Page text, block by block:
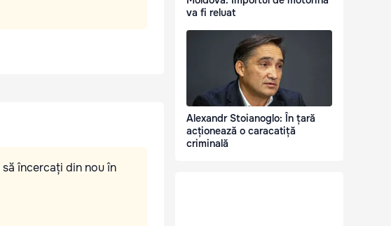
încercați din nou în
va fi reluat
Alexandr Stoianoglo: În țară
acționează o caracatiță
criminală